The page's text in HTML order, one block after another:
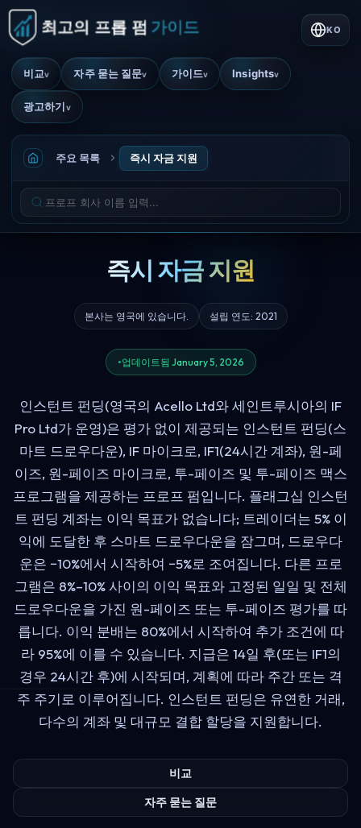
비교v 자주 묻는 질문v 가이드v Insightsv
광고하기v
KO
주요 목록 즉시 자금 지원
즉시 자금 지원
본사는 영국에 있습니다. 설립 연도: 2021
업데이트됨 January 5, 2026
인스턴트 펀딩(영국의 Acello Ltd와 세인트루시아의 IF
Pro Ltd가 운영)은 평가 없이 제공되는 인스턴트 펀딩(스
마트 드로우다운), IF 마이크로, IF1(24시간 계좌), 원-페
이즈, 원-페이즈 마이크로, 투-페이즈 및 투-페이즈 맥스
프로그램을 제공하는 프로프 펌입니다. 플래그십 인스턴
트 펀딩 계좌는 이익 목표가 없습니다; 트레이더는 5% 이
익에 도달한 후 스마트 드로우다운을 잠그며, 드로우다
운은 −10%에서 시작하여 −5%로 조여집니다. 다른 프로
그램은 8%–10% 사이의 이익 목표와 고정된 일일 및 전체
드로우다운을 가진 원-페이즈 또는 투-페이즈 평가를 따
릅니다. 이익 분배는 80%에서 시작하여 추가 조건에 따
라 95%에 이를 수 있습니다. 지급은 14일 후(또는 IF1의
경우 24시간 후)에 시작되며, 계획에 따라 주간 또는 격
주 주기로 이루어집니다. 인스턴트 펀딩은 유연한 거래,
다수의 계좌 및 대규모 결합 할당을 지원합니다.
비교
자주 묻는 질문